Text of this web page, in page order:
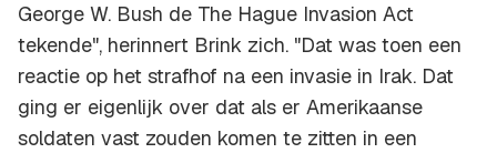
George W. Bush de The Hague Invasion Act
tekende", herinnert Brink zich. "Dat was toen een
reactie op het strafhof na een invasie in Irak. Dat
ging er eigenlijk over dat als er Amerikaanse
soldaten vast zouden komen te zitten in een